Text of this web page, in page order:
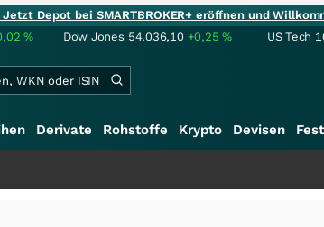
Depot bei SMARTBROKER+ eröffnen und
% Dow Jones 54.036,10 +0,25% US Tech
Derivate Rohstoffe Krypto Devisen